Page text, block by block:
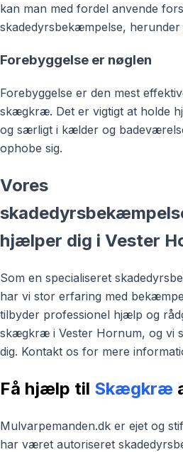
kan man med fordel anvende
skadedyrsbekæmpelse,
Forebyggelse er nøglen
Forebyggelse er den mest
skægkræ. Det er vigtigt at holde
og særligt i kælder og
ophobe sig.
Vores
hjælper dig i Vester
Som en specialiseret
har vi stor erfaring med
tilbyder professionel hjælp og
skægkræ i Vester Hornum, og vi
dig. Kontakt os for mere
Få hjælp til Skægkræ
Mulvarpemanden.dk er ejet og
har været autoriseret